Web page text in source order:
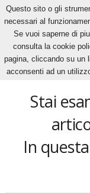
Home Tags Ulissi
Ulissi
Stai
In
Questo sito o gli
necessari al
Se vuoi saperne di
consulta la cookie
pagina, cliccando su un
acconsenti ad un